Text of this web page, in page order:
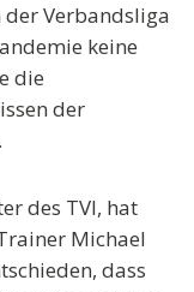
Verbandsliga
keine
die
der
des TVI, hat
Michael
dass